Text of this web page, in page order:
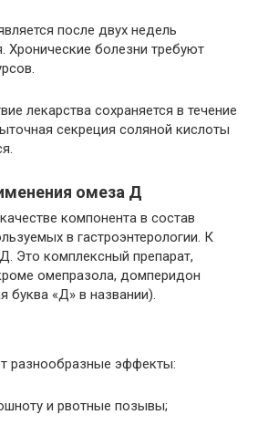
после двух недель
Хронические болезни требуют
лекарства сохраняется в течение
секреция соляной кислоты
омеза Д
компонента в состав
в гастроэнтерологии. К
Это комплексный препарат,
омепразола, домперидон
буква «Д» в названии).
разнообразные эффекты:
и рвотные позывы;